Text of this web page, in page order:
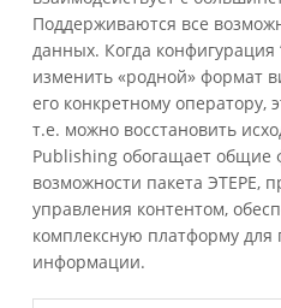
Поддерживаются все
данных. Когда конфигурация
изменить «родной» формат
его конкретному оператору,
т.е. можно восстановить
Publishing обогащает общие
возможности пакета ЭТЕРЕ,
управления контентом,
комплексную платформу для
информации.